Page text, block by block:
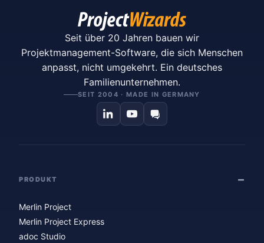
Seit über 20 Jahren bauen wir
Projektmanagement-Software, die sich Menschen
anpasst, nicht umgekehrt. Ein deutsches
Familienunternehmen.
SEIT 2004 · MADE IN GERMANY
PRODUKT
Merlin Project
Merlin Project Express
adoc Studio